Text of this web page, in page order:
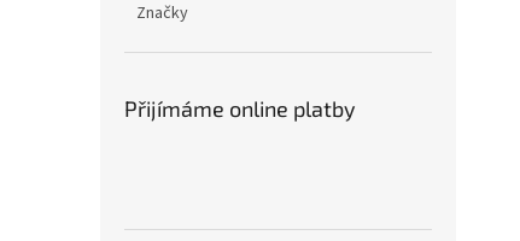
Značky
Přijímáme online platby